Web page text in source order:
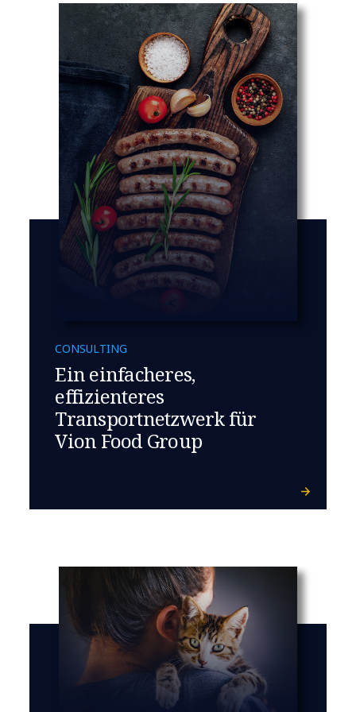
CONSULTING
Ein einfacheres,
effizienteres
Transportnetzwerk für
Vion Food Group